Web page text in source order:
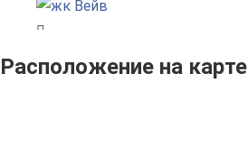
Расположение на карте